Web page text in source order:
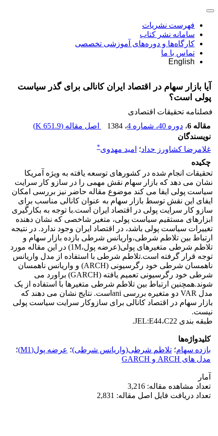
فهرست نشریات
سامانه نشر کتاب
کارگاه‌ها و دوره‌های آموزشی تخصصی
تماس با ما
English
آیا بازار سهام در اقتصاد ایران کانالی برای گذر سیاست
پولی است؟
فصلنامه تحقیقات اقتصادی
مقاله 6
، دوره 40، شماره 4 ، 1384 اصل مقاله (651.9 K
)
نویسندگان
غلامرضا کشاورز حداد؛ امید مهدوی*
چکیده
تحقیقات انجام شده در کشورهای توسعه یافته به ویژه آمریکا
نشان می دهد که بازار سهام نقش مهمی را در سازو کار سرایت
سیاست پولی ایفا می کند موضوع مقاله حاضر نیز بررسی امکان
ایفای این نقش توسط بازار سهام به عنوان کانالی مناسب برای
سازو کار سرایت پولی در اقتصاد ایران است.با توجه به بکارگیری
ابزارهای مستقیم سیاست پولی، متغیر شاخصی که نشان دهنده
تغییرات سیاست پولی باشد، در اقتصاد ایران وجود ندارد. در نتیجه
ارتباط بین تلاطم شرطی،واریانس شرطی بازده بازار سهام و
تلاطم شرطی متغیرهای پولی(عرضه پول،1M) در این مقاله مورد
توجه قرار گرفته است.تلاطم شرطی با استفاده از مدل واریانس
ناهمسان شرطی خود رگرسیونی (ARCH) و واریانس ناهمسان
شرطی خود رگرسیونی تعمیم یافته (GARCH) براورد می
شوند.همچنین ارتباط بین تلاطم شرطی متغیرها با استفاده از یک
مدل VAR دو متغیره بررسی aniاست. نتایج نشان می دهند که
بازار سهام در اقتصاد کانالی برای سازوکار سرایت سیاست پولی
نیست.
طبقه بندی JEL:E44،C22.
کلیدواژه‌ها
بازده سهام؛ تلاطم شرطی(واریانس شرطی)؛ عرضه پول(M1)
؛
مدل های ARCH و GARCH
آمار
تعداد مشاهده مقاله: 3,216
تعداد دریافت فایل اصل مقاله: 2,831